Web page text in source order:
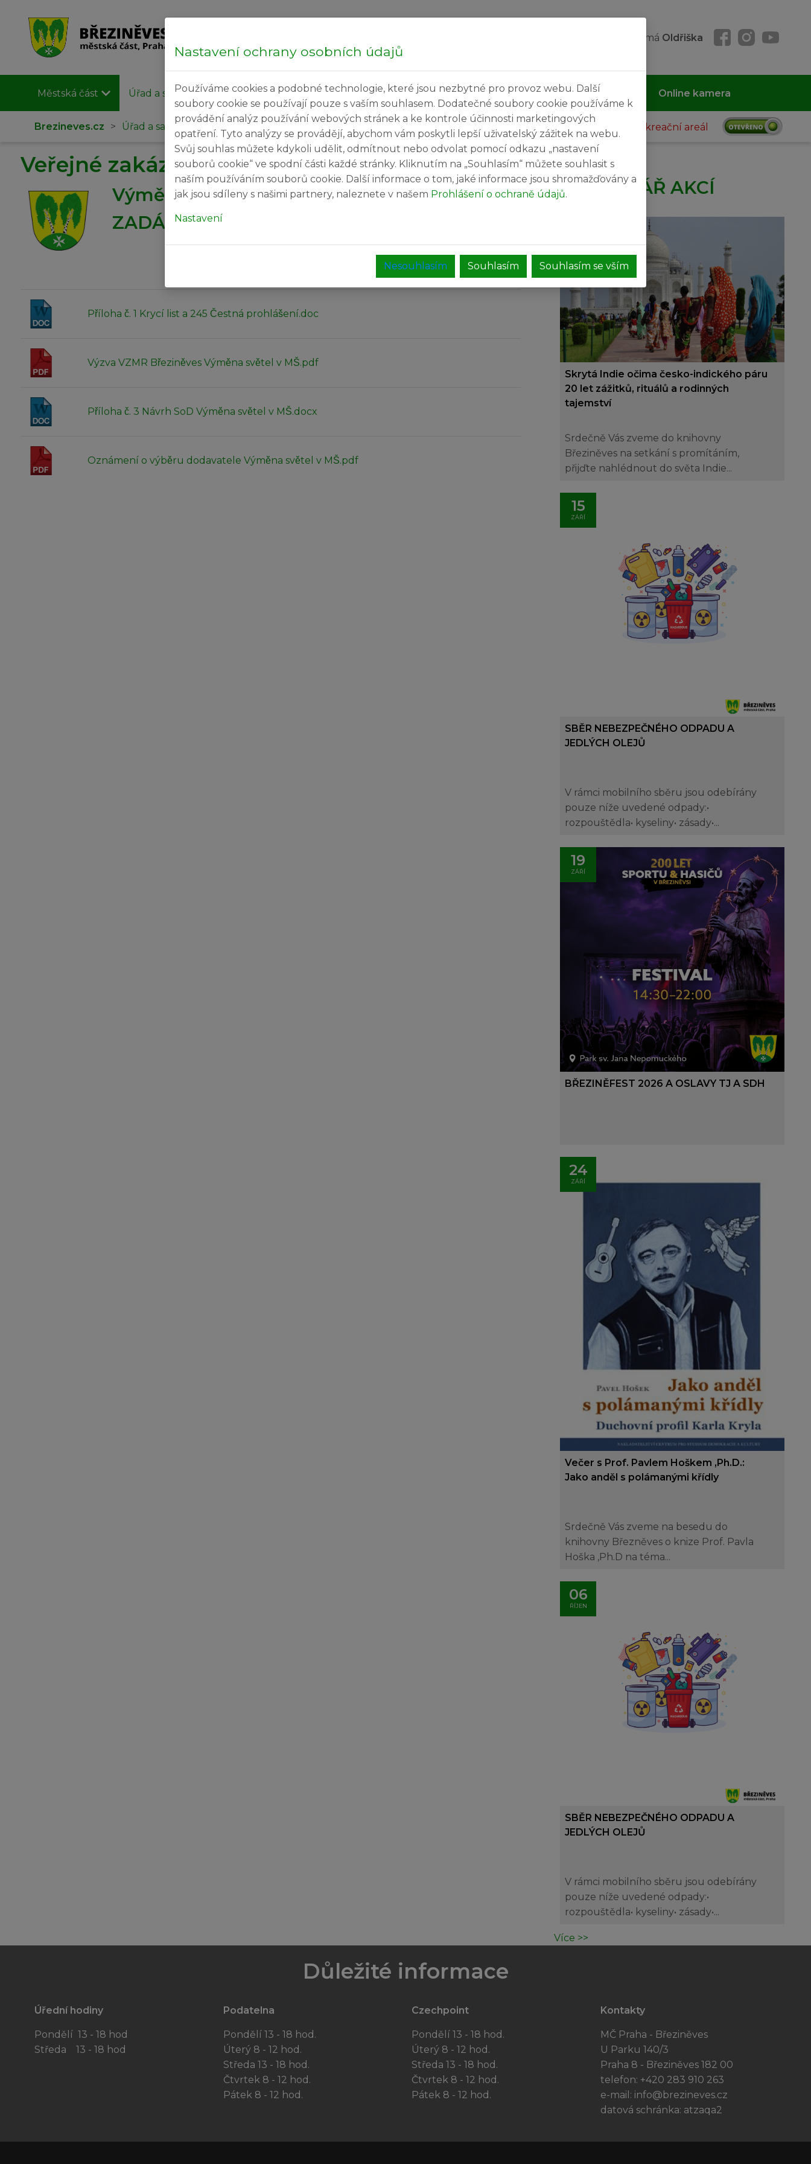
Čtvrtek 06. 08. 2026, svátek má Oldřiška
Městská část Úřad a samospráva Užitečné informace Kultura a volný čas Služby v MČ Kontakty Online kamera
Brezineves.cz > Úřad a samospráva Veřejné zakázky Rekreační areál
Veřejné zakázky
Výměna svítidel v MŠ Březiněves -
ZADÁVACÍ ŘÍZENÍ UKONČENO.
Příloha č. 1 Krycí list a 245 Čestná prohlášení.doc
Výzva VZMR Březiněves Výměna světel v MŠ.pdf
Příloha č. 3 Návrh SoD Výměna světel v MŠ.docx
Oznámení o výběru dodavatele Výměna světel v MŠ.pdf
KALENDÁŘ AKCÍ
Skrytá Indie očima česko-indického páru
20 let zážitků, rituálů a rodinných
tajemství
Srdečně Vás zveme do knihovny
Březiněves na setkání s promítáním,
přijďte nahlédnout do světa Indie...
15
ZÁŘÍ
SBĚR NEBEZPEČNÉHO ODPADU A
JEDLÝCH OLEJŮ
V rámci mobilního sběru jsou odebírány
pouze níže uvedené odpady:•
rozpouštědla• kyseliny• zásady•...
19
ZÁŘÍ
BŘEZINĚFEST 2026 A OSLAVY TJ A SDH
24
ZÁŘÍ
Večer s Prof. Pavlem Hoškem ,Ph.D.:
Jako anděl s polámanými křídly
Srdečně Vás zveme na besedu do
knihovny Březněves o knize Prof. Pavla
Hoška ,Ph.D na téma...
06
ŘÍJEN
SBĚR NEBEZPEČNÉHO ODPADU A
JEDLÝCH OLEJŮ
V rámci mobilního sběru jsou odebírány
pouze níže uvedené odpady:•
rozpouštědla• kyseliny• zásady•...
Více >>
Důležité informace
Úřední hodiny
Pondělí 13 - 18 hod
Středa 13 - 18 hod
Podatelna
Pondělí 13 - 18 hod.
Úterý 8 - 12 hod.
Středa 13 - 18 hod.
Čtvrtek 8 - 12 hod.
Pátek 8 - 12 hod.
Czechpoint
Pondělí 13 - 18 hod.
Úterý 8 - 12 hod.
Středa 13 - 18 hod.
Čtvrtek 8 - 12 hod.
Pátek 8 - 12 hod.
Kontakty
MČ Praha - Březiněves
U Parku 140/3
Praha 8 - Březiněves 182 00
telefon: +420 283 910 263
e-mail: info@brezineves.cz
datová schránka: atzaqa2
Nastavení ochrany osobních údajů
Používáme cookies a podobné technologie, které jsou nezbytné pro provoz webu. Další
soubory cookie se používají pouze s vaším souhlasem. Dodatečné soubory cookie používáme k
provádění analýz používání webových stránek a ke kontrole účinnosti marketingových
opatření. Tyto analýzy se provádějí, abychom vám poskytli lepší uživatelský zážitek na webu.
Svůj souhlas můžete kdykoli udělit, odmítnout nebo odvolat pomocí odkazu „nastavení
souborů cookie“ ve spodní části každé stránky. Kliknutím na „Souhlasím“ můžete souhlasit s
naším používáním souborů cookie. Další informace o tom, jaké informace jsou shromažďovány a
jak jsou sdíleny s našimi partnery, naleznete v našem Prohlášení o ochraně údajů.
Nastavení
Nesouhlasím Souhlasím Souhlasím se vším